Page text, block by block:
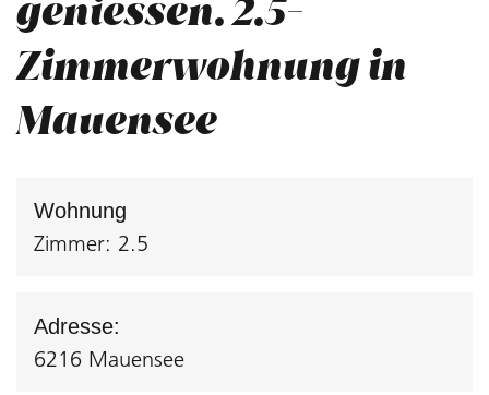
geniessen. 2.5-
Zimmerwohnung in
Mauensee
Wohnung
Zimmer: 2.5
Adresse:
6216 Mauensee